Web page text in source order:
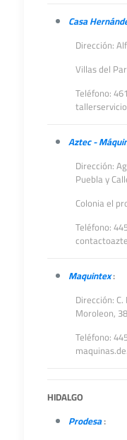
Casa
Dirección:
Villas del
Teléfono:
Aztec -
Dirección:
Puebla y
Colonia el
Teléfono:
Maquintex:
Dirección:
Moroleon,
Teléfono:
HIDALGO
Prodesa: